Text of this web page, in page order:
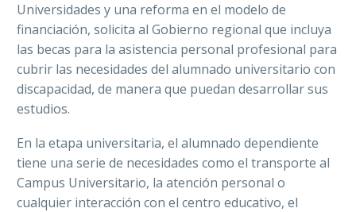
Universidades y una reforma en el modelo de
financiación, solicita al Gobierno regional que incluya
las becas para la asistencia personal profesional para
cubrir las necesidades del alumnado universitario con
discapacidad, de manera que puedan desarrollar sus
estudios.
En la etapa universitaria, el alumnado dependiente
tiene una serie de necesidades como el transporte al
Campus Universitario, la atención personal o
cualquier interacción con el centro educativo, el